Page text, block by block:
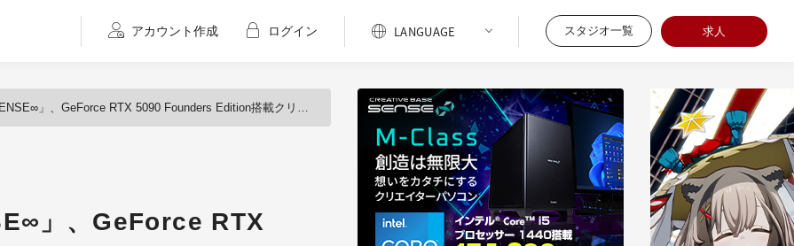
アカウント作成 ログイン スタジオ一覧 求人
」、GeForce RTX 5090 Founders Edition搭載クリエイターPCを発売
」、GeForce RTX